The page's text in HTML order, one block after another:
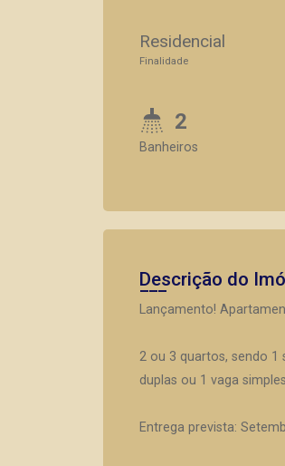
Residencial
Finalidade
2
Banheiros
Descrição do
Lançamento!
2 ou 3 quartos, sendo 1
duplas ou 1 vaga
Entrega prevista: